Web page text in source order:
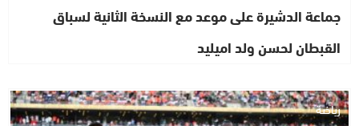
جماعة الدشيرة على موعد مع النسخة الثانية لسباق
القبطان لحسن ولد اميليد
رياضة